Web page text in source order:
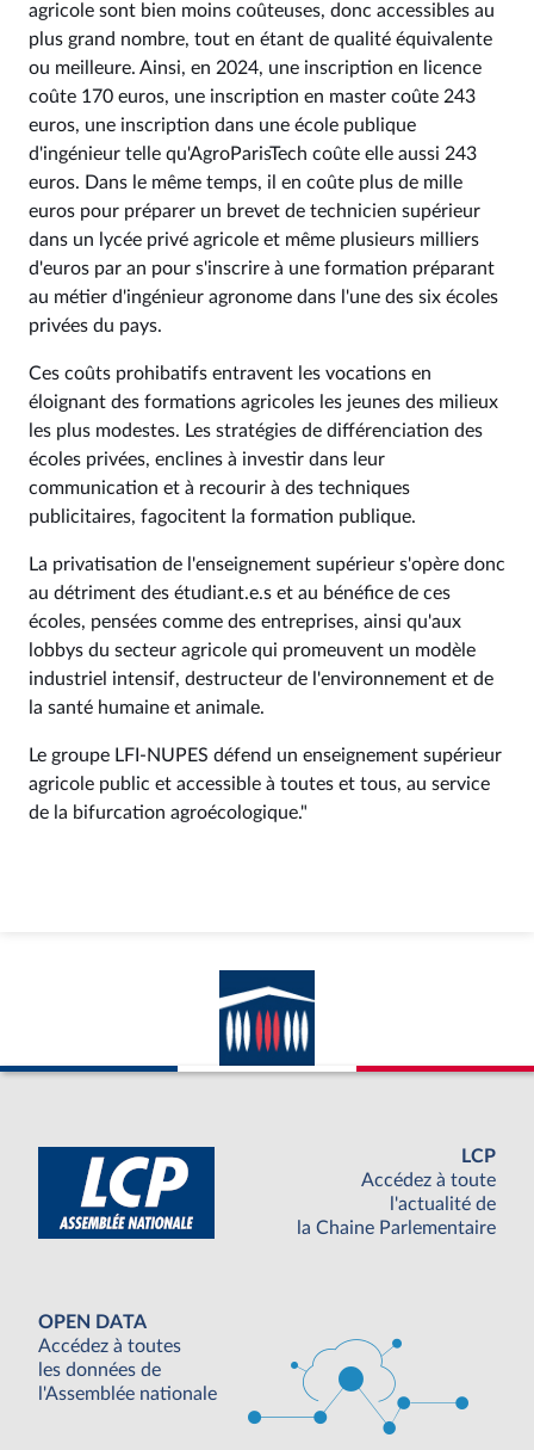
agricole sont bien moins coûteuses, donc accessibles au
plus grand nombre, tout en étant de qualité équivalente
ou meilleure. Ainsi, en 2024, une inscription en licence
coûte 170 euros, une inscription en master coûte 243
euros, une inscription dans une école publique
d'ingénieur telle qu'AgroParisTech coûte elle aussi 243
euros. Dans le même temps, il en coûte plus de mille
euros pour préparer un brevet de technicien supérieur
dans un lycée privé agricole et même plusieurs milliers
d'euros par an pour s'inscrire à une formation préparant
au métier d'ingénieur agronome dans l'une des six écoles
privées du pays.
Ces coûts prohibatifs entravent les vocations en
éloignant des formations agricoles les jeunes des milieux
les plus modestes. Les stratégies de différenciation des
écoles privées, enclines à investir dans leur
communication et à recourir à des techniques
publicitaires, fagocitent la formation publique.
La privatisation de l'enseignement supérieur s'opère donc
au détriment des étudiant.e.s et au bénéfice de ces
écoles, pensées comme des entreprises, ainsi qu'aux
lobbys du secteur agricole qui promeuvent un modèle
industriel intensif, destructeur de l'environnement et de
la santé humaine et animale.
Le groupe LFI-NUPES défend un enseignement supérieur
agricole public et accessible à toutes et tous, au service
de la bifurcation agroécologique."
LCP
Accédez à toute
l'actualité de
la Chaine Parlementaire
OPEN DATA
Accédez à toutes
les données de
l'Assemblée nationale